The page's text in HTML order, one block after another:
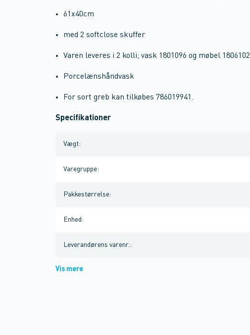
61x40cm
med 2 softclose skuffer
Varen leveres i 2 kolli; vask 1801096 og møbel 1806102
Porcelænshåndvask
For sort greb kan tilkøbes 786019941.
Specifikationer
Vægt:
Varegruppe:
Pakkestørrelse:
Enhed :
Leverandørens varenr. :
Vis mere